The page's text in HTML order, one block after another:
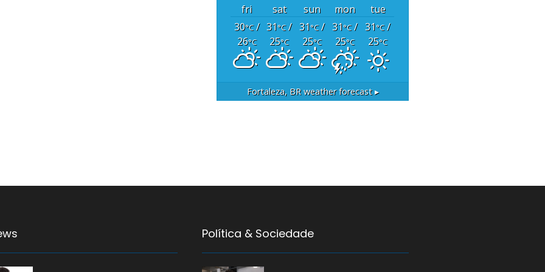
fri sat sun mon
tue
30°C/
26°C
31°C/
25°C
31°C/
25°C
31°C/
25°C
31°C/
25°C
Fortaleza, BRweather forecast ▸
Política & Sociedade